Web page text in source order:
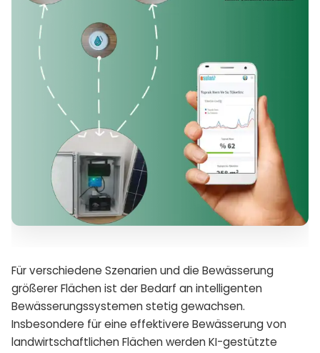
Für verschiedene Szenarien und die Bewässerung
größerer Flächen ist der Bedarf an intelligenten
Bewässerungssystemen stetig gewachsen.
Insbesondere für eine effektivere Bewässerung von
landwirtschaftlichen Flächen werden KI-gestützte